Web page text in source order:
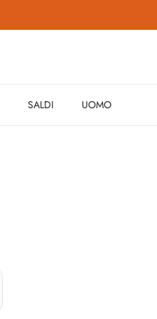
SALDI UOMO